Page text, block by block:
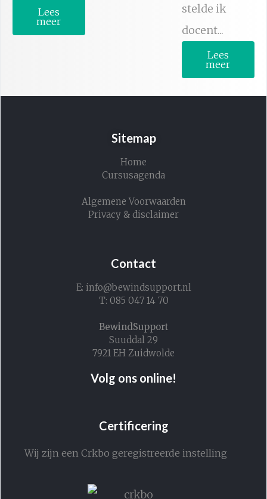
Lees
meer
stelde ik
docent...
Lees
meer
Sitemap
Home
Cursusagenda
Algemene Voorwaarden
Privacy & disclaimer
Contact
E: info@bewindsupport.nl
T: 085 047 14 70
BewindSupport
Suuddal 29
7921 EH Zuidwolde
Volg ons online!
Certificering
Wij zijn een Crkbo geregistreerde instelling